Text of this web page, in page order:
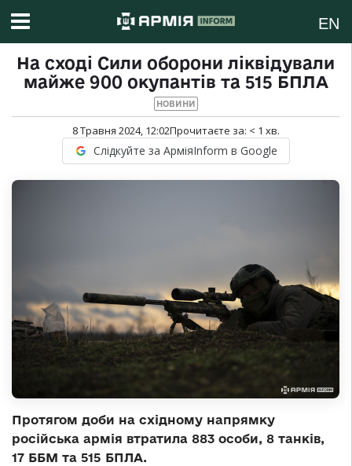
EN
На сході Сили оборони ліквідували
майже 900 окупантів та 515 БПЛА
НОВИНИ
8 Травня 2024, 12:02Прочитаєте за: < 1 хв.
Слідкуйте за АрміяInform в Google
Протягом доби на східному напрямку
російська армія втратила 883 особи, 8 танків,
17 ББМ та 515 БПЛА.